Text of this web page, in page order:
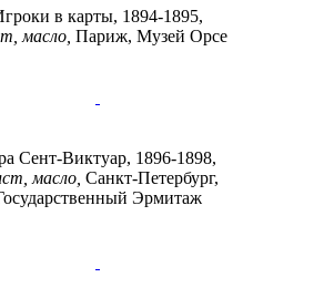
в карты, 1894-1895,
масло, Париж, Музей Орсе
Сент-Виктуар, 1896-1898,
масло, Санкт-Петербург,
Эрмитаж